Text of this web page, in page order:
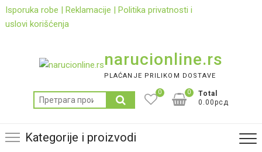
Skip
to
Isporuka robe | Reklamacije | Politika privatnosti i
uslovi korišćenja
narucionline.rs
PLAĆANJE PRILIKOM DOSTAVE
Претрага
за:
0
Total
0.00рсд
0
Kategorije i proizvodi